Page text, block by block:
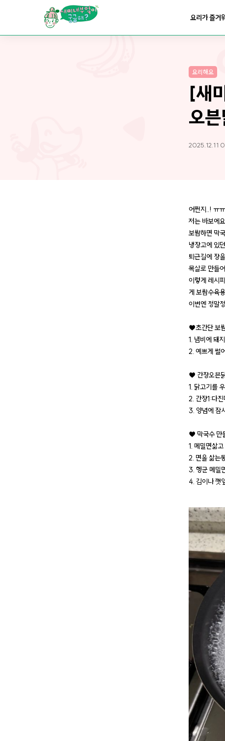
요리가 즐거
요리해요
[새
오
2025.12.11
어쩐지..! ㅠ
저는 바보에
보쌈하면 막
냉장고에 있
퇴근길에 장
목살로 만들
이렇게 레시
게 보쌈수육
이번엔 정말
♥초간단 보
1. 냄비에 돼
2. 예쁘게 썰
♥ 간장오븐
1. 닭고기를
2. 간장1:다
3. 양념에 잠
♥ 막국수 만
1. 메밀면삶
2. 면을 삶는
3. 헹군 메밀
4. 김이나 깻